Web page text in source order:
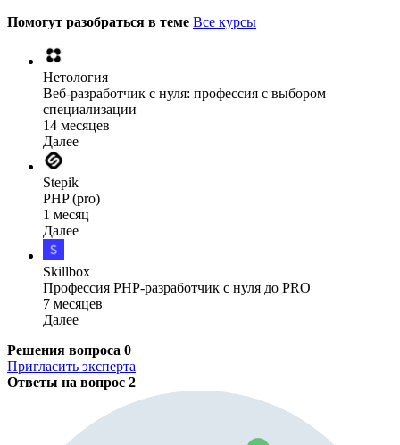
Помогут разобраться в теме Все курсы
Нетология
Веб-разработчик с нуля: профессия с выбором
специализации
14 месяцев
Далее
Stepik
PHP (pro)
1 месяц
Далее
Skillbox
Профессия PHP-разработчик с нуля до PRO
7 месяцев
Далее
Решения вопроса 0
Пригласить эксперта
Ответы на вопрос 2